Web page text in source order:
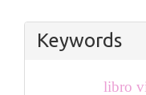
Keywords
libro